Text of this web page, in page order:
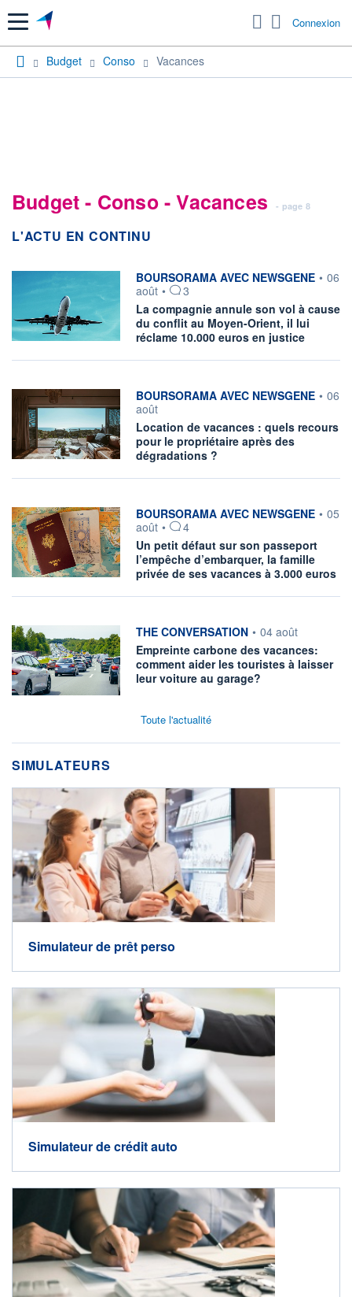
Menu Connexion
Budget Conso Vacances
Budget - Conso - Vacances - page 8
L'ACTU EN CONTINU
information fournie par
BOURSORAMA AVEC NEWSGENE • 06
août •
3
La compagnie annule son vol à cause
du conflit au Moyen-Orient, il lui
réclame 10.000 euros en justice
information fournie par
BOURSORAMA AVEC NEWSGENE • 06
août
Location de vacances : quels recours
pour le propriétaire après des
dégradations ?
information fournie par
BOURSORAMA AVEC NEWSGENE • 05
août •
4
Un petit défaut sur son passeport
l’empêche d’embarquer, la famille
privée de ses vacances à 3.000 euros
information fournie par
THE CONVERSATION • 04 août
Empreinte carbone des vacances:
comment aider les touristes à laisser
leur voiture au garage?
Toute l'actualité
SIMULATEURS
Simulateur de prêt perso
Simulateur de crédit auto